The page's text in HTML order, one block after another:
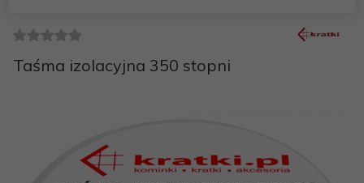
Taśma izolacyjna 350 stopni